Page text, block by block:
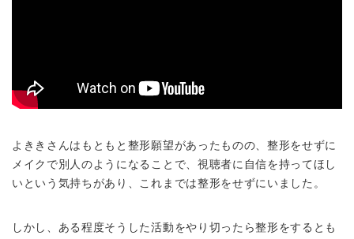
よききさんはもともと整形願望があったものの、整形をせずに
メイクで別人のようになることで、視聴者に自信を持ってほし
いという気持ちがあり、これまでは整形をせずにいました。
しかし、ある程度そうした活動をやり切ったら整形をするとも